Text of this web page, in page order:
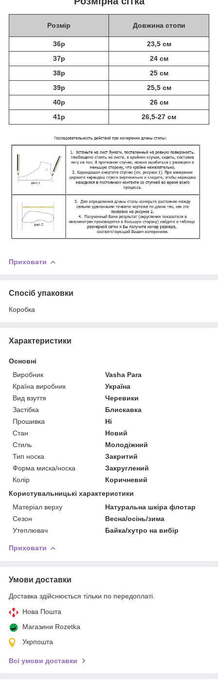
Розмір Довжина стопи
36р
23,5 см
37р
24 см
38р
25 см
39р
25,5 см
40р
26 см
41р
26,5-27 см
Приховати
Спосіб упаковки
Коробка
Характеристики
Основні
Виробник
Vasha Para
Країна виробник
Україна
Вид взуття
Черевики
Застібка
Блискавка
Прошивка
Ні
Стан
Новий
Стиль
Молодіжний
Тип носка
Закритий
Форма миска/носка
Закруглений
Колір
Коричневий
Користувальницькі характеристики
Матеріал верху
Натуральна шкіра флотар
Сезон
Весна/осінь/зима
Утеплювач
Байка/хутро на вибір
Приховати
Умови доставки
Доставка здійснюється тільки по передоплаті.
Нова Пошта
Магазини Rozetka
Укрпошта
Всі умови доставки